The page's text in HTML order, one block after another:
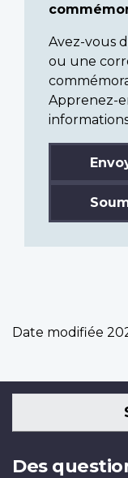
Avez-vous
ou une
Apprenez-
Date modifiée
Des